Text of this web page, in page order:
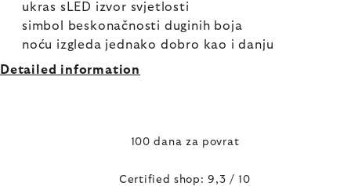
ukras sLED izvor svjetlosti
simbol beskonačnosti duginih boja
noću izgleda jednako dobro kao i danju
Detailed information
100 dana za povrat
Certified shop: 9,3 / 10